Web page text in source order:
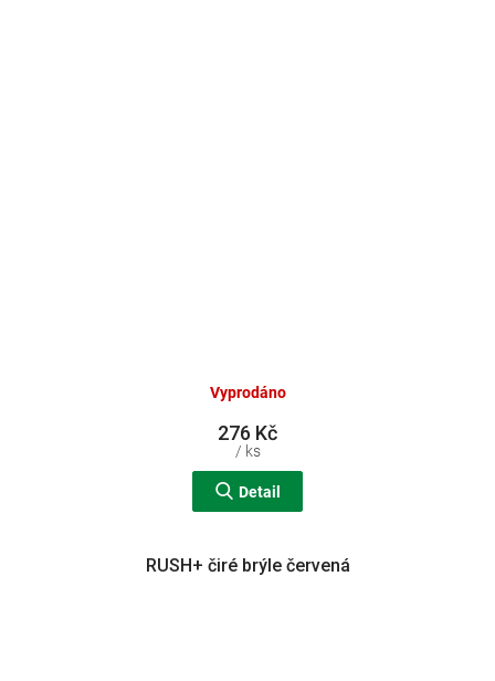
Vyprodáno
276 Kč
/ ks
Detail
RUSH+ čiré brýle červená